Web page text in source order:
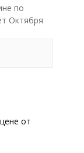
по
Октября
от